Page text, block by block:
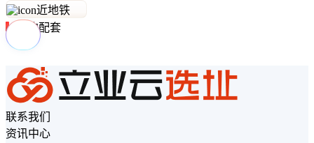
近地铁
周边配套
联系我们
资讯中心